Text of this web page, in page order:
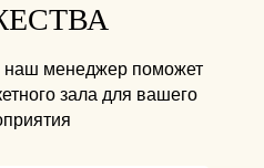
наш менеджер поможет
зала для вашего